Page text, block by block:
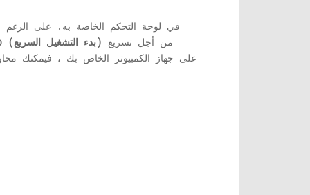
قم بإيقاف تشغيل Fast Startup (بدء التشغيل السريع)